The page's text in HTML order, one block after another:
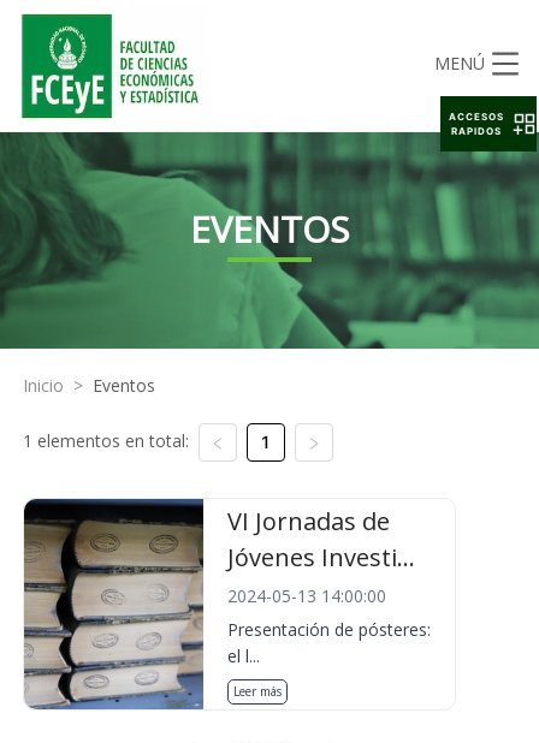
MENÚ
EVENTOS
Inicio > Eventos
1 elementos en total: 1
VI Jornadas de
Jóvenes Investi...
2024-05-13 14:00:00
Presentación de pósteres:
el l...
Leer más
ACCESOS
RAPIDOS